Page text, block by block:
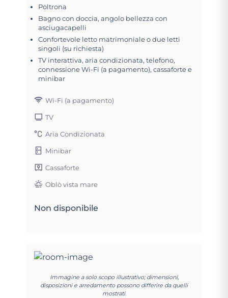
Poltrona
Bagno con doccia, angolo bellezza con
asciugacapelli
Confortevole letto matrimoniale o due letti
singoli (su richiesta)
TV interattiva, aria condizionata, telefono,
connessione Wi-Fi (a pagamento), cassaforte e
minibar
Wi-Fi (a pagamento)
TV
Aria Condizionata
Minibar
Cassaforte
Oblò vista mare
Non disponibile
Immagine a solo scopo illustrativo; dimensioni,
disposizioni e arredamento possono differire da quelli
mostrati.